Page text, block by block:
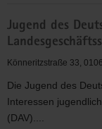
Dresden
e.
V.
Jugend des
Könneritzstraße 33,
Die Jugend des
Interessen
(DAV)....